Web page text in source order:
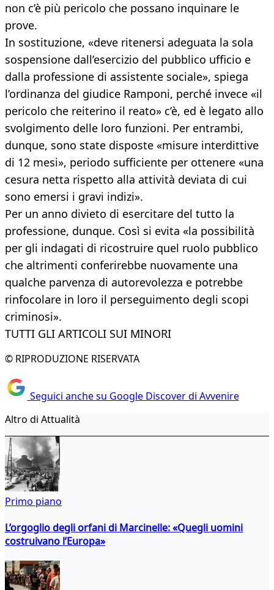
non c’è più pericolo che possano inquinare le
prove.
In sostituzione, «deve ritenersi adeguata la sola
sospensione dall’esercizio del pubblico ufficio e
dalla professione di assistente sociale», spiega
l’ordinanza del giudice Ramponi, perché invece «il
pericolo che reiterino il reato» c’è, ed è legato allo
svolgimento delle loro funzioni. Per entrambi,
dunque, sono state disposte «misure interdittive
di 12 mesi», periodo sufficiente per ottenere «una
cesura netta rispetto alla attività deviata di cui
sono emersi i gravi indizi».
Per un anno divieto di esercitare del tutto la
professione, dunque. Così si evita «la possibilità
per gli indagati di ricostruire quel ruolo pubblico
che altrimenti conferirebbe nuovamente una
qualche parvenza di autorevolezza e potrebbe
rinfocolare in loro il perseguimento degli scopi
criminosi».
TUTTI GLI ARTICOLI SUI MINORI
© RIPRODUZIONE RISERVATA
Seguici anche su Google Discover di Avvenire
Altro di Attualità
Primo piano
L’orgoglio degli orfani di Marcinelle: «Quegli uomini
costruivano l’Europa»